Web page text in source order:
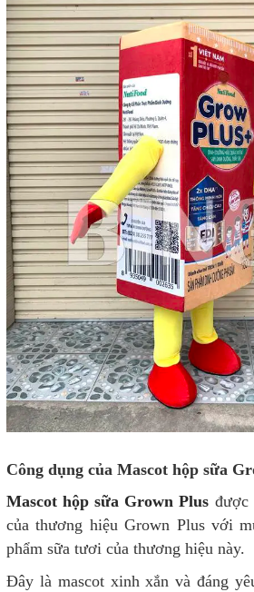
Công dụng của Mascot hộp sữa
Mascot hộp sữa Grown Plus được
của thương hiệu Grown Plus với
phẩm sữa tươi của thương hiệu này.
Đây là mascot xinh xắn và đáng